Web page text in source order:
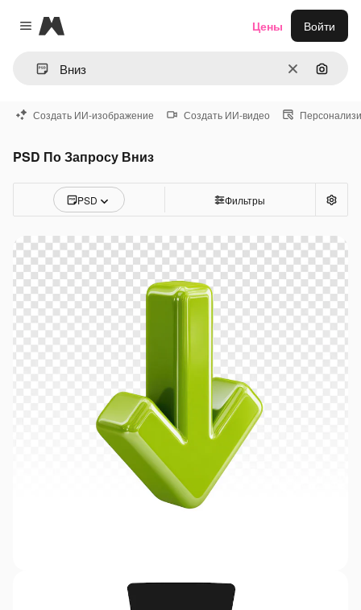
Close menu
Magnific
ОчиститьПоиск
Цены Войти
Создать ИИ-изображение Создать ИИ-видео
PSD По Запросу Вниз
PSD Фильтры